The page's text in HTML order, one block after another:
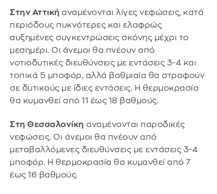
Στην Αττική αναμένονται λίγες νεφώσεις, κατά
περιόδους πυκνότερες και ελαφρώς
αυξημένες συγκεντρώσεις σκόνης μέχρι το
μεσημέρι. Οι άνεμοι θα πνέουν από
νοτιοδυτικές διευθύνσεις με εντάσεις 3-4 και
τοπικά 5 μποφόρ, αλλά βαθμιαία θα στραφούν
σε δυτικούς με ίδιες εντάσεις. Η θερμοκρασία
θα κυμανθεί από 11 έως 18 βαθμούς.
Στη Θεσσαλονίκη αναμένονται παροδικές
νεφώσεις. Οι άνεμοι θα πνέουν από
μεταβαλλόμενες διευθύνσεις με εντάσεις 3-4
μποφόρ. Η θερμοκρασία θα κυμανθεί από 7
έως 16 βαθμούς.